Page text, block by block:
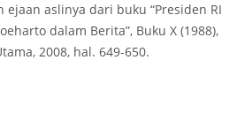
aslinya dari buku “Presiden RI
dalam Berita”, Buku X (1988),
2008, hal. 649-650.